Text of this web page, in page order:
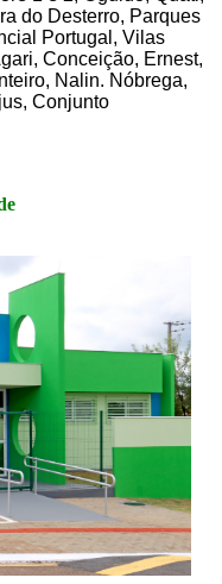
do Desterro, Parques
Portugal, Vilas
Conceição, Ernest,
Nalin. Nóbrega,
Conjunto